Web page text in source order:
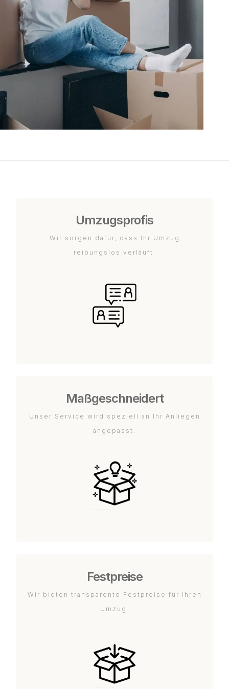
Umzugsprofis
Wir sorgen dafür, dass Ihr Umzug
reibungslos verläuft.
Maßgeschneidert
Unser Service wird speziell an Ihr Anliegen
angepasst.
Festpreise
Wir bieten transparente Festpreise für Ihren
Umzug.